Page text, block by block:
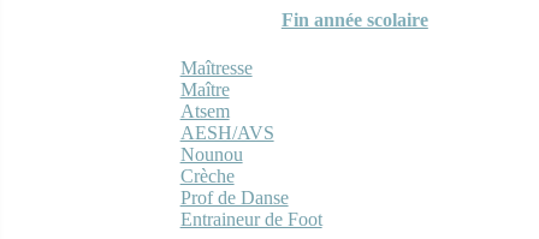
Fin année scolaire
Maîtresse
Maître
Atsem
AESH/AVS
Nounou
Crèche
Prof de Danse
Entraineur de Foot